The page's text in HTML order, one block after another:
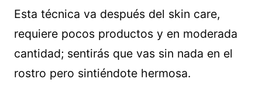
Esta técnica va después del skin care,
requiere pocos productos y en moderada
cantidad; sentirás que vas sin nada en el
rostro pero sintiéndote hermosa.